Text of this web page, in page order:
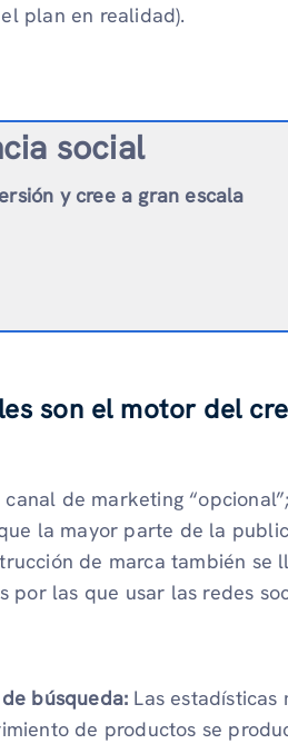
plan en realidad).
social
y cree a gran escala
son el motor del
de marketing
la mayor parte de la
de marca también se
por las que usar las redes
búsqueda: Las
de productos se